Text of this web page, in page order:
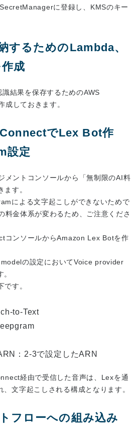
に登録し、KMSのキー
するためのLambda、
成
結果を保存するためのAWS
しておきます。
でLex Bot作
設定
メントコンソールから「無制限のAI料
す。
による文字起こしができないためで
金体系が変わるため、ご注意くださ
コンソールからAmazon Lex Botを作
の設定においてVoice provider
す。
to-Text
：2-3で設定したARN
経由で受信した音声は、Lexを通
文字起こしされる構成となります。
フローへの組み込み